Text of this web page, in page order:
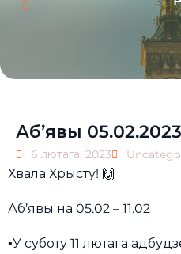
Аб’явы 05.02.2023
6 лютага, 2023
Хвала Хрысту! 🙌
Аб’явы на 05.02 – 11.02
▪️У суботу 11 лютага